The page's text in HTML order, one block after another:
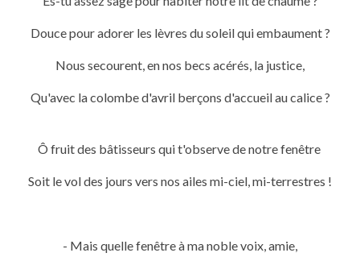
Douce pour adorer les lèvres du soleil qui embaument ?
Nous secourent, en nos becs acérés, la justice,
Qu'avec la colombe d'avril berçons d'accueil au calice ?
Ô fruit des bâtisseurs qui t'observe de notre fenêtre
Soit le vol des jours vers nos ailes mi-ciel, mi-terrestres !
- Mais quelle fenêtre à ma noble voix, amie,